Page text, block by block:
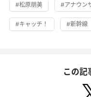
#松原朋美 #アナウン
#キャッチ！ #新幹線
この記